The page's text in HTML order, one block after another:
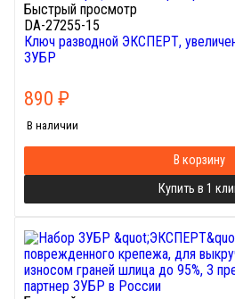
Быстрый просмотр
DA-27255-15
Ключ разводной ЭКСПЕРТ,
ЗУБР
890 ₽
В наличии
В корзину
Купить в 1